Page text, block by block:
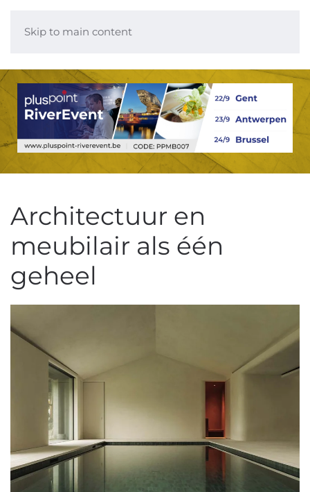
Skip to main content
Architectuur en
meubilair als één
geheel